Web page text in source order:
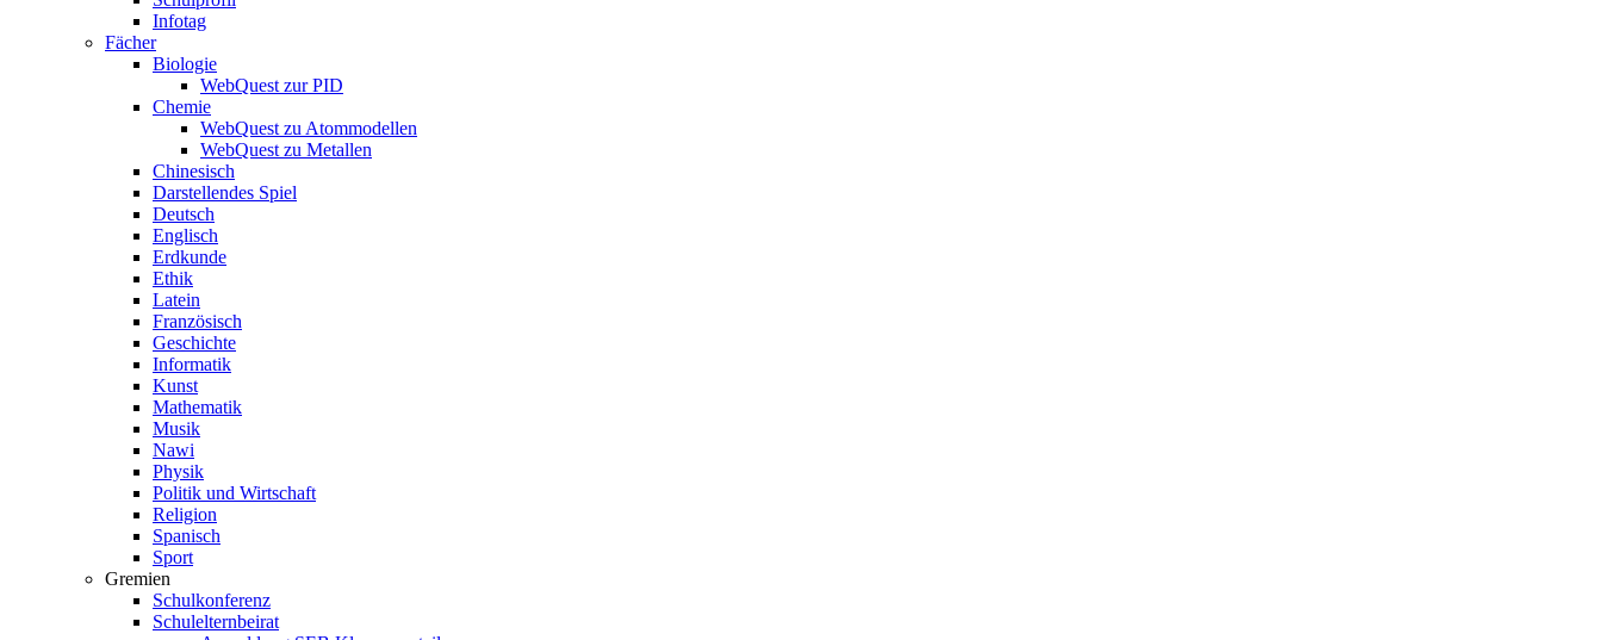
Infotag
Fächer
Biologie
WebQuest zur PID
Chemie
WebQuest zu Atommodellen
WebQuest zu Metallen
Chinesisch
Darstellendes Spiel
Deutsch
Englisch
Erdkunde
Ethik
Latein
Französisch
Geschichte
Informatik
Kunst
Mathematik
Musik
Nawi
Physik
Politik und Wirtschaft
Religion
Spanisch
Sport
Gremien
Schulkonferenz
Schulelternbeirat